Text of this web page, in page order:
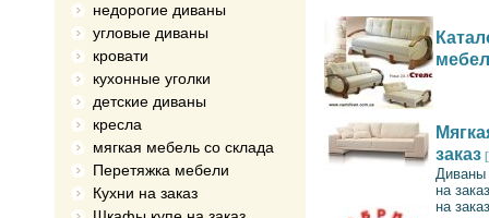
недорогие диваны
угловые диваны
кровати
кухонные уголки
детские диваны
кресла
мягкая мебель со склада
Перетяжка мебели
Кухни на заказ
заказ
Диваны
на заказ
на заказ